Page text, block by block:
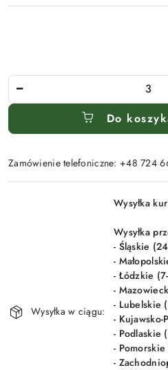
Ilość
Do
Zamówienie telefoniczne: +48 724
Wyślij
Wysyłka w ciągu:
Wysyłka
Wysyłka
- Śląskie
-
- Łódzkie
-
- Lubelskie
-
- Podlaskie
-
-